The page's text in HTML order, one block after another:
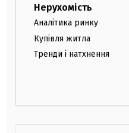
Нерухомість
Аналітика ринку
Купівля житла
Тренди і натхнення